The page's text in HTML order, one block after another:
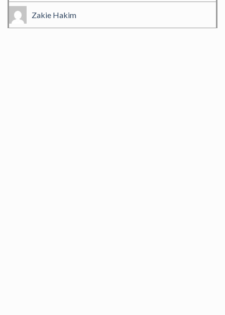
Zakie Hakim